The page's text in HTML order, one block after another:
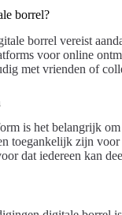
borrel?
borrel vereist
voor online
met vrienden of
is het belangrijk
toegankelijk zijn
dat iedereen kan